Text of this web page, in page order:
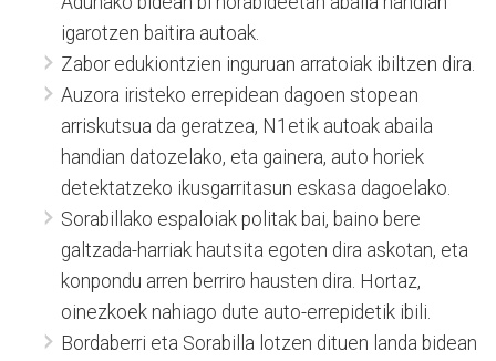
igarotzen baitira autoak.
Zabor edukiontzien inguruan arratoiak ibiltzen dira.
Auzora iristeko errepidean dagoen stopean
arriskutsua da geratzea, N1etik autoak abaila
handian datozelako, eta gainera, auto horiek
detektatzeko ikusgarritasun eskasa dagoelako.
Sorabillako espaloiak politak bai, baino bere
galtzada-harriak hautsita egoten dira askotan, eta
konpondu arren berriro hausten dira. Hortaz,
oinezkoek nahiago dute auto-errepidetik ibili.
Bordaberri eta Sorabilla lotzen dituen landa bidean